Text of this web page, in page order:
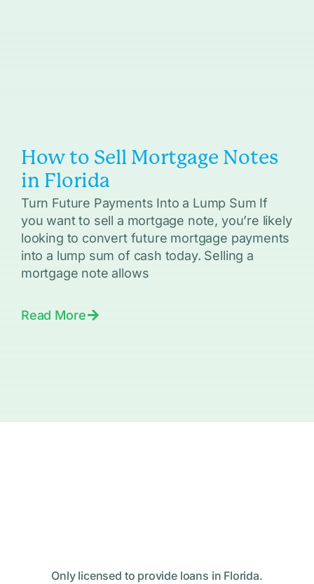
How to Sell Mortgage Notes
in Florida
Turn Future Payments Into a Lump Sum If
you want to sell a mortgage note, you’re likely
looking to convert future mortgage payments
into a lump sum of cash today. Selling a
mortgage note allows
Read More
Only licensed to provide loans in Florida.